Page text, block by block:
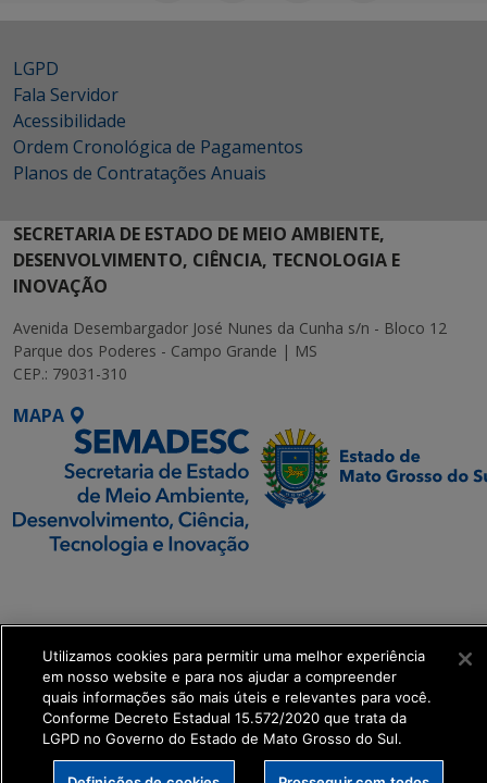
LGPD
Fala Servidor
Acessibilidade
Ordem Cronológica de Pagamentos
Planos de Contratações Anuais
SECRETARIA DE ESTADO DE MEIO AMBIENTE,
DESENVOLVIMENTO, CIÊNCIA, TECNOLOGIA E
INOVAÇÃO
Avenida Desembargador José Nunes da Cunha s/n - Bloco 12
Parque dos Poderes - Campo Grande | MS
CEP.: 79031-310
MAPA
get_footer();
Utilizamos cookies para permitir uma melhor experiência
em nosso website e para nos ajudar a compreender
quais informações são mais úteis e relevantes para você.
Conforme Decreto Estadual 15.572/2020 que trata da
LGPD no Governo do Estado de Mato Grosso do Sul.